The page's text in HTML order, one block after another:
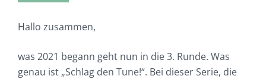
Hallo zusammen,
was 2021 begann geht nun in die 3. Runde. Was
genau ist „Schlag den Tune!“. Bei dieser Serie, die